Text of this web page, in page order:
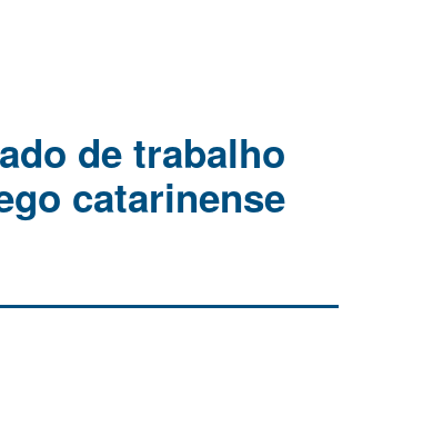
de trabalho
catarinense